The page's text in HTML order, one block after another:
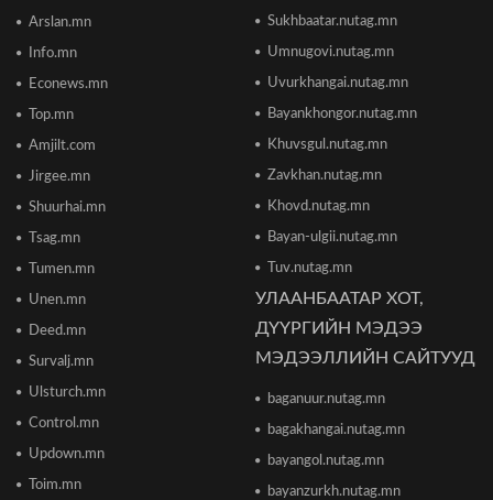
Отгонтэнгэр хайрханы тахилгад оролцохоор
ирж буй иргэдийн анхааралд
2026/06/16 15:28
Парламент хар тамхины хэргийн ялын
2026/06/16 15:49
Ши Жиньпин Монголд айлчилна
"The MongolZ" баг IEM Cologne Major-2026
тэмцээнийг гуравдугаар шатнаас өндөрлүүллээ
ТЦА: Согтуугаар автомашин жолоодож долоон
тээврийн хэрэгсэл мөргөсөн этгээдийг
2026/06/16 12:47
Arslan.mn
Info.mn
Econews.mn
Top.mn
Amjilt.com
Jirgee.mn
Shuurhai.mn
Tsag.mn
Tumen.mn
Unen.mn
Deed.mn
Survalj.mn
Ulsturch.mn
Control.mn
Updown.mn
Toim.mn
Sukhbaatar.nutag.mn
Umnugovi.nutag.mn
Uvurkhangai.nutag.mn
Bayankhongor.nutag.mn
Khuvsgul.nutag.mn
Zavkhan.nutag.mn
Khovd.nutag.mn
Bayan-ulgii.nutag.mn
Tuv.nutag.mn
УЛААНБААТАР ХОТ,
ДҮҮРГИЙН МЭДЭЭ
МЭДЭЭЛЛИЙН САЙТУУД
baganuur.nutag.mn
bagakhangai.nutag.mn
bayangol.nutag.mn
bayanzurkh.nutag.mn